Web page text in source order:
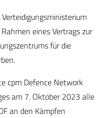
eines Vertrags zur
für die
cpm Defence Network
am 7. Oktober 2023 alle
an den Kämpfen